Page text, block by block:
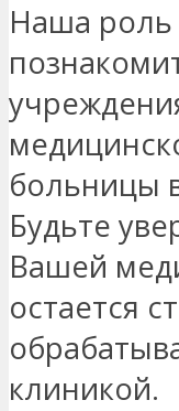
Наша роль
больницы
Будьте
Вашей
остается
клиникой.